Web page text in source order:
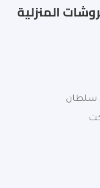
المنزلية
سلطان